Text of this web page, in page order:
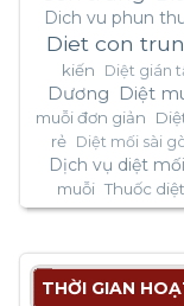
Dich vu phun
Diet con
kiến
Diệt gián
Dương
Diệt
muỗi đơn giản
rẻ Diệt mối sài
Dịch vụ diệt mối
muỗi Thuốc
THỜI GIAN